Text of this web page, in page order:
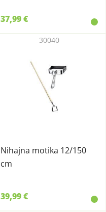
37,99 €
Nihajna motika 12/150
cm
30040
39,99 €